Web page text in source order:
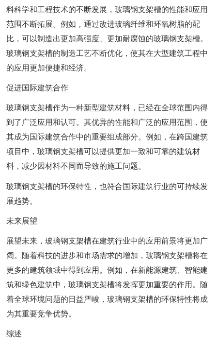
料科学和工程技术的不断发展，玻璃钢支架槽的性能和应用
范围不断拓展。例如，通过改进玻璃纤维和环氧树脂的配
比，可以制造出更加高强度、更加耐腐蚀的玻璃钢支架槽。
玻璃钢支架槽的制造工艺不断优化，使其在大型建筑工程中
的应用更加便捷和经济。
促进国际建筑合作
玻璃钢支架槽作为一种新型建筑材料，已经在全球范围内得
到了广泛应用和认可。其优异的性能和广泛的应用范围，使
其成为国际建筑合作中的重要组成部分。例如，在跨国建筑
项目中，玻璃钢支架槽可以提供更加一致和可靠的建筑材
料，减少因材料不同而导致的施工问题。
玻璃钢支架槽的环保特性，也符合国际建筑行业的可持续发
展趋势。
未来展望
展望未来，玻璃钢支架槽在建筑行业中的应用前景将更加广
阔。随着科技的进步和市场需求的增加，玻璃钢支架槽将在
更多的建筑领域中得到应用。例如，在新能源建筑、智能建
筑和绿色建筑中，玻璃钢支架槽将发挥更加重要的作用。随
着全球环境问题的日益严峻，玻璃钢支架槽的环保特性将成
为其重要竞争优势。
综述